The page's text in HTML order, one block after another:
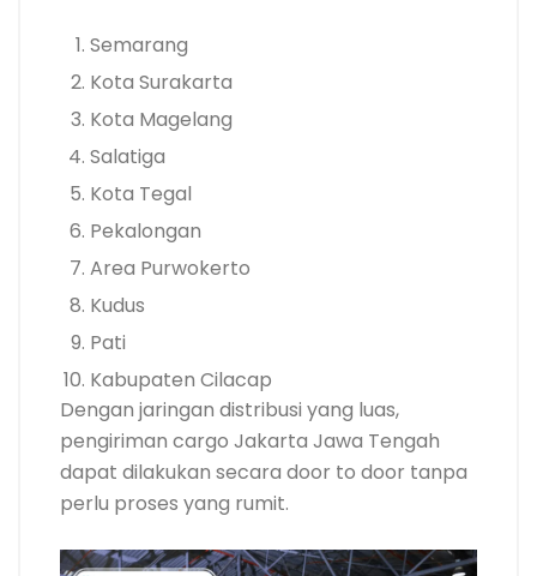
Semarang
Kota Surakarta
Kota Magelang
Salatiga
Kota Tegal
Pekalongan
Area Purwokerto
Kudus
Pati
Kabupaten Cilacap
Dengan jaringan distribusi yang luas,
pengiriman cargo Jakarta Jawa Tengah
dapat dilakukan secara door to door tanpa
perlu proses yang rumit.